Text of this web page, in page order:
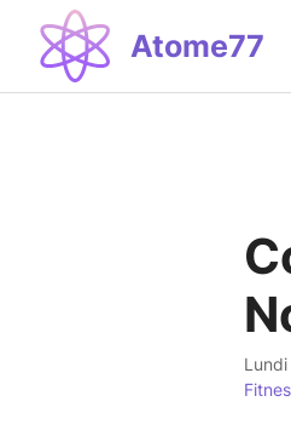
contenu
Atome77